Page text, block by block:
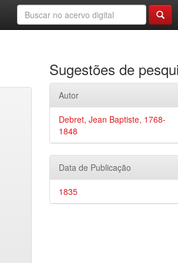
Sugestões de
Autor
Debret, Jean Baptiste, 1768-
1848
Data de Publicação
1835